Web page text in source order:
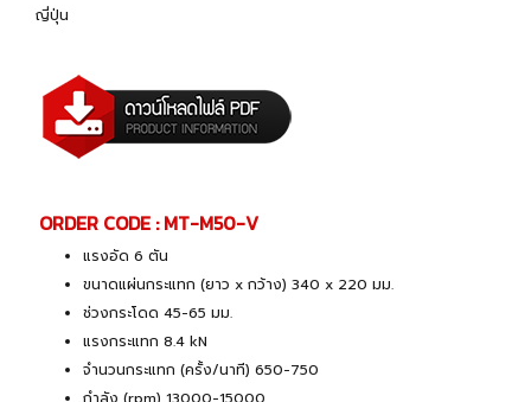
ญี่ปุ่น
ORDER CODE : MT-M50-V
แรงอัด 6 ตัน
ขนาดแผ่นกระแทก (ยาว x กว้าง) 340 x 220 มม.
ช่วงกระโดด 45-65 มม.
แรงกระแทก 8.4 kN
จำนวนกระแทก (ครั้ง/นาที) 650-750